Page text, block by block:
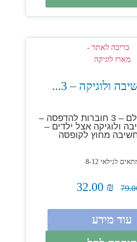
ולוגיקה – 3...
המארז המושלם – 3 חוברות להדפסה –
ולוגיקה אצל ילדים –
מחוץ לקופסה
לגילאי 8-12
₪
עוד מידע